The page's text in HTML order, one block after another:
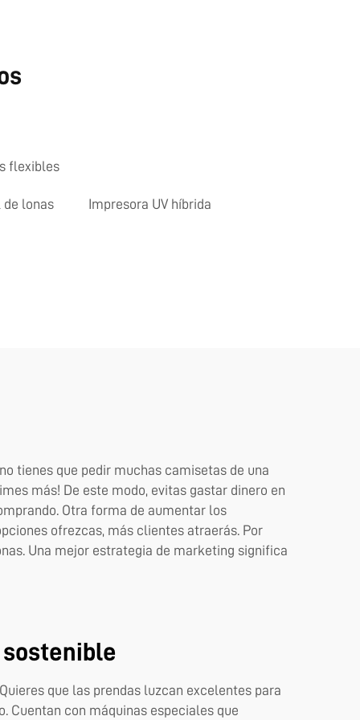
flexibles
de lonas Impresora UV híbrida
tienes que pedir muchas camisetas de una
más! De este modo, evitas gastar dinero en
Otra forma de aumentar los
ofrezcas, más clientes atraerás. Por
Una mejor estrategia de marketing significa
sostenible
que las prendas luzcan excelentes para
Cuentan con máquinas especiales que